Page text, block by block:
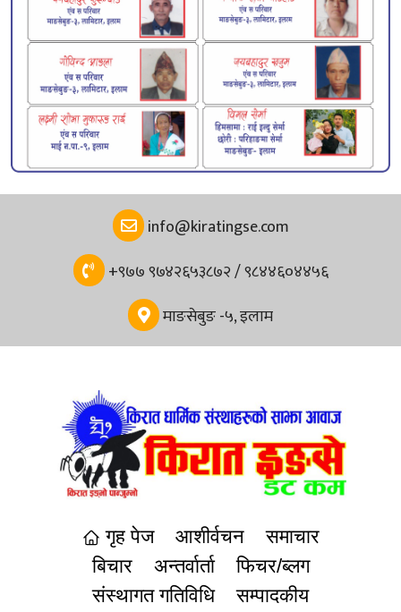
info@kiratingse.com
+९७७ ९७४२६५३८७२ / ९८४४६०४४५६
माङसेबुङ -५, इलाम
गृह पेज आशीर्वचन
समाचार
बिचार
अन्तर्वार्ता
फिचर/ब्लग
संस्थागत गतिविधि
सम्पादकीय